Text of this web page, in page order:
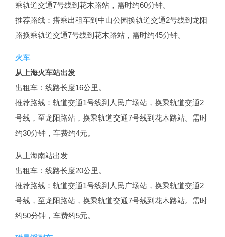
乘轨道交通7号线到花木路站，需时约60分钟。
推荐路线：搭乘出租车到中山公园换轨道交通2号线到龙阳
路换乘轨道交通7号线到花木路站，需时约45分钟。
火车
从上海火车站出发
出租车：线路长度16公里。
推荐路线：轨道交通1号线到人民广场站，换乘轨道交通2
号线，至龙阳路站，换乘轨道交通7号线到花木路站。需时
约30分钟，车费约4元。
从上海南站出发
出租车：线路长度20公里。
推荐路线：轨道交通1号线到人民广场站，换乘轨道交通2
号线，至龙阳路站，换乘轨道交通7号线到花木路站。需时
约50分钟，车费约5元。